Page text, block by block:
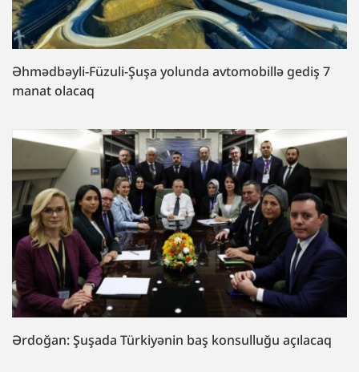
Əhmədbəyli-Füzuli-Şuşa yolunda avtomobillə gediş 7
manat olacaq
Ərdoğan: Şuşada Türkiyənin baş konsulluğu açılacaq